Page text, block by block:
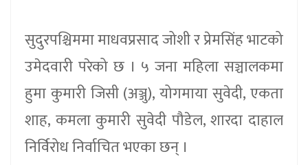
सुदुरपश्चिममा माधवप्रसाद जोशी र प्रेमसिंह भाटको
उमेदवारी परेको छ । ५ जना महिला सञ्चालकमा
हुमा कुमारी जिसी (अञ्जु), योगमाया सुवेदी, एकता
शाह, कमला कुमारी सुवेदी पौडेल, शारदा दाहाल
निर्विरोध निर्वाचित भएका छन् ।